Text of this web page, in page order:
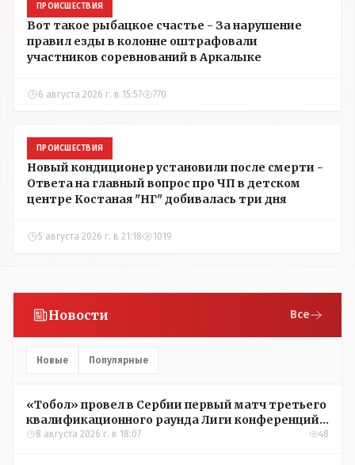
ПРОИСШЕСТВИЯ
Вот такое рыбацкое счастье - За нарушение
правил езды в колонне оштрафовали
участников соревнований в Аркалыке
6 августа 2026 г. в 15:57 770
ПРОИСШЕСТВИЯ
Новый кондиционер установили после смерти -
Ответа на главный вопрос про ЧП в детском
центре Костаная "НГ" добивалась три дня
5 августа 2026 г. в 21:18 1019
Новости Все
Новые Популярные
«Тобол» провел в Сербии первый матч третьего
квалификационного раунда Лиги конференций
УЕФА
8 августа 2026 г. в 18:07 48